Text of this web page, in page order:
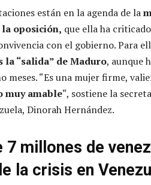
están en la agenda de la
oposición, que ella ha
con el gobierno. Para
la “salida” de Maduro, aunque
meses. “Es una mujer firme,
muy amable“, sostiene la
Dinorah Hernández.
7 millones de
la crisis en